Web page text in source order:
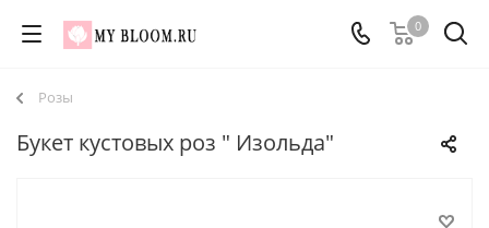
0
Розы
Букет кустовых роз " Изольда"